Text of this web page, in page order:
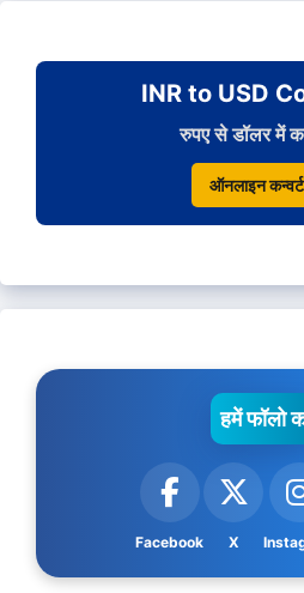
INR to USD
रुपए से डॉलर में
ऑनलाइन
हमें फॉलो
Facebook X